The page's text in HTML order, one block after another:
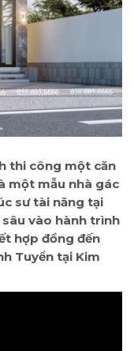
thi công một căn
một mẫu nhà gác
sư tài năng tại
vào hành trình
hợp đồng đến
Tuyển tại Kim